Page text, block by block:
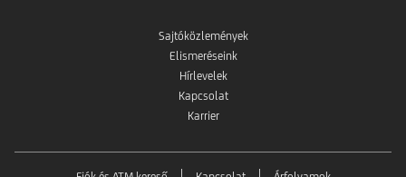
Sajtóközlemények
Elismeréseink
Hírlevelek
Kapcsolat
Karrier